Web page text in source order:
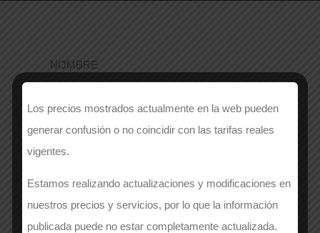
NOMBRE
APELLIDOS
Los precios mostrados actualmente en la web pueden
generar confusión o no coincidir con las tarifas reales
vigentes.
Estamos realizando actualizaciones y modificaciones en
nuestros precios y servicios, por lo que la información
publicada puede no estar completamente actualizada.